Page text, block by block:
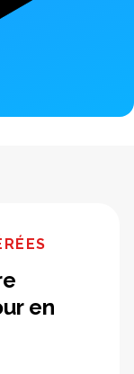
en